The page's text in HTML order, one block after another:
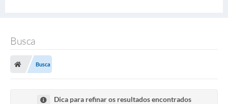
Busca
Busca
Dica para refinar os resultados encontrados